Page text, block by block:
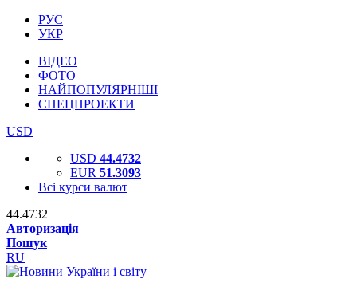
РУС
УКР
ВІДЕО
ФОТО
НАЙПОПУЛЯРНІШІ
СПЕЦПРОЕКТИ
USD
USD 44.4732
EUR 51.3093
Всі курси валют
44.4732
Авторизація
Пошук
RU